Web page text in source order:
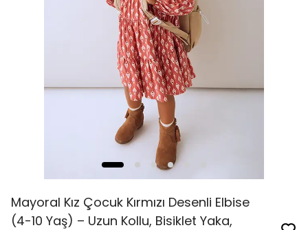
Mayoral Kız Çocuk Kırmızı Desenli Elbise
(4-10 Yaş) – Uzun Kollu, Bisiklet Yaka,